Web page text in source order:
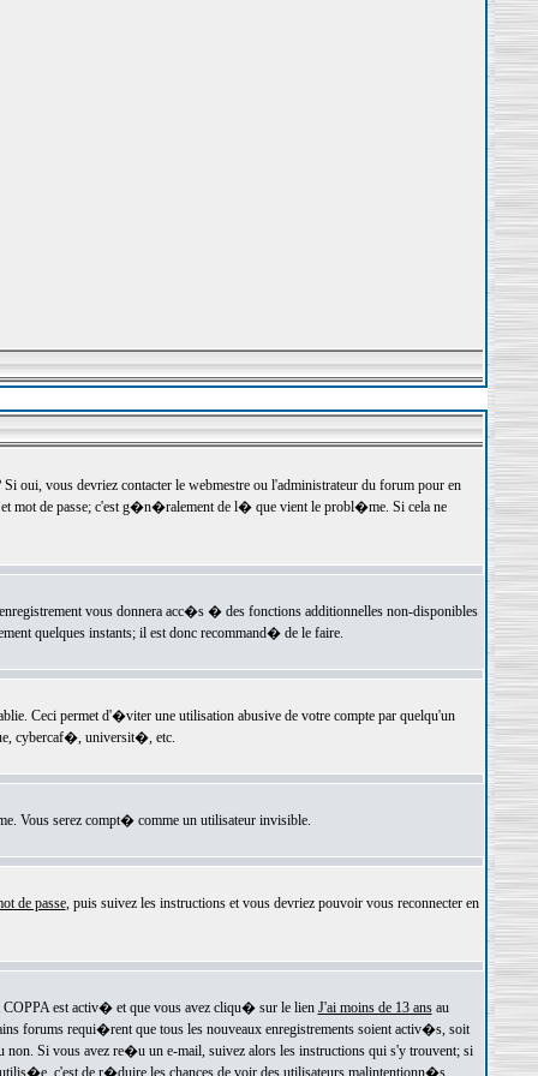
vous devriez contacter le webmestre ou l'administrateur du forum pour en
mot de passe; c'est g�n�ralement de l� que vient le probl�me. Si cela ne
vous donnera acc�s � des fonctions additionnelles non-disponibles
quelques instants; il est donc recommand� de le faire.
Ceci permet d'�viter une utilisation abusive de votre compte par quelqu'un
cybercaf�, universit�, etc.
Vous serez compt� comme un utilisateur invisible.
de passe, puis suivez les instructions et vous devriez pouvoir vous reconnecter en
est activ� et que vous avez cliqu� sur le lien J'ai moins de 13 ansau
forums requi�rent que tous les nouveaux enregistrements soient activ�s, soit
Si vous avez re�u un e-mail, suivez alors les instructions qui s'y trouvent; si
c'est de r�duire les chances de voir des utilisateurs malintentionn�s